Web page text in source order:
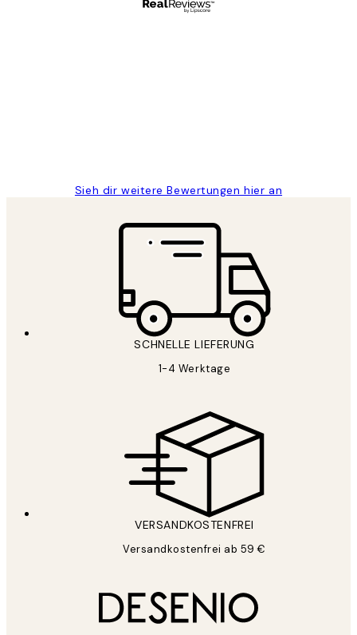
Sieh dir weitere Bewertungen hier an
SCHNELLE LIEFERUNG
1-4 Werktage
VERSANDKOSTENFREI
Versandkostenfrei ab 59 €